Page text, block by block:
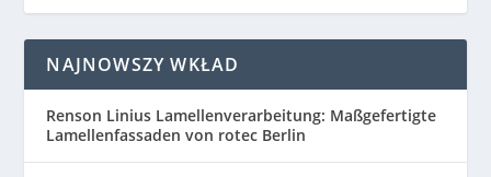
NAJNOWSZY WKŁAD
Renson Linius Lamellenverarbeitung: Maßgefertigte
Lamellenfassaden von rotec Berlin